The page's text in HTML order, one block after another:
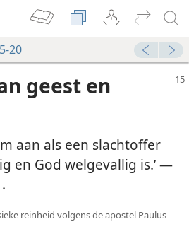
20
geest en
aan als een slachtoffer
en God welgevallig is.’ —
.
reinheid volgens de apostel Paulus